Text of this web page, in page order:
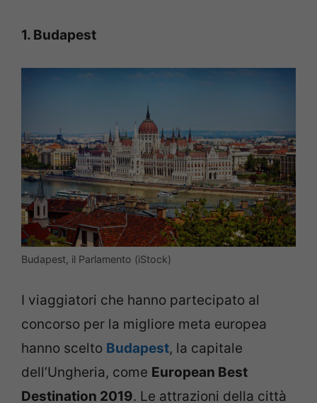
1. Budapest
Budapest, il Parlamento (iStock)
I viaggiatori che hanno partecipato al
concorso per la migliore meta europea
hanno scelto Budapest, la capitale
dell’Ungheria, come European Best
Destination 2019. Le attrazioni della città